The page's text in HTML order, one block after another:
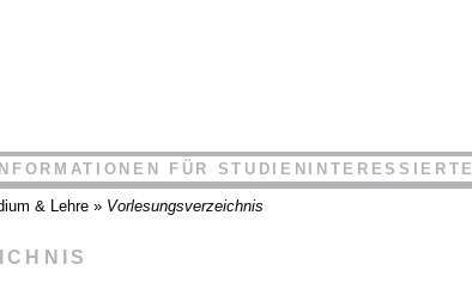
INFORMATIONEN FÜR STUDIENINTERESSIERTE
& Lehre » Vorlesungsverzeichnis